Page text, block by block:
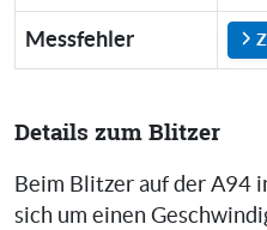
Messfehler
Details zum Blitzer
Beim Blitzer auf der A94
sich um einen